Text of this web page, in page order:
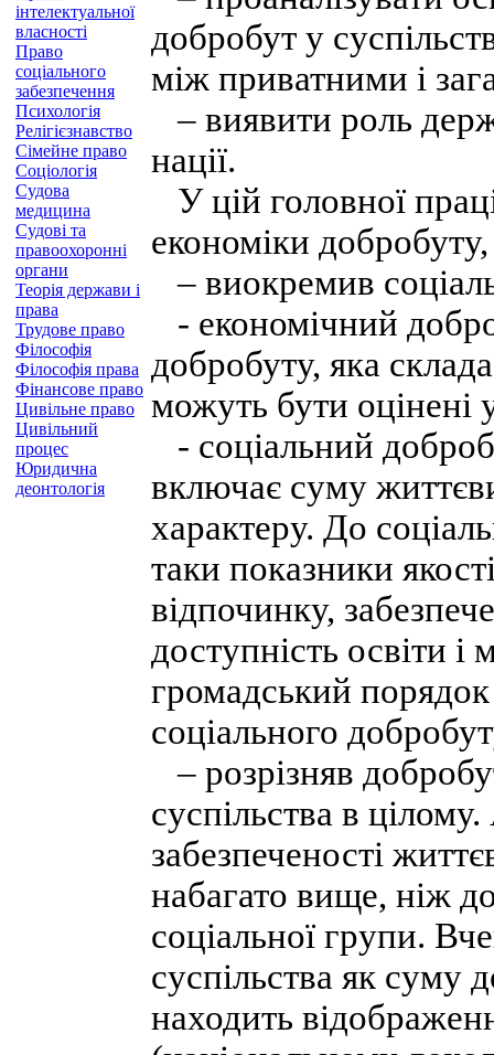
інтелектуальної
власності
Право
соціального
забезпечення
Психологія
Релігієзнавство
Сімейне право
Соціологія
Судова
медицина
Судові та
правоохоронні
органи
Теорія держави і
права
Трудове право
Філософія
Філософія права
Фінансове право
Цивільне право
Цивільний
процес
Юридична
деонтологія
добробут у
між приватними і
– виявити роль
нації.
У цій головної
економіки
– виокремив
- економічний
добробуту, яка
можуть бути оцінені
- соціальний
включає суму
характеру. До
таки показники
відпочинку,
доступність освіти
громадський
соціального
– розрізняв
суспільства в
забезпеченості
набагато вище, ніж
соціальної групи.
суспільства як суму
находить